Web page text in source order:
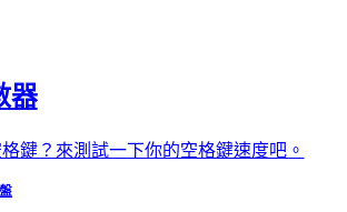
器
鍵？來測試一下你的空格鍵速度吧。